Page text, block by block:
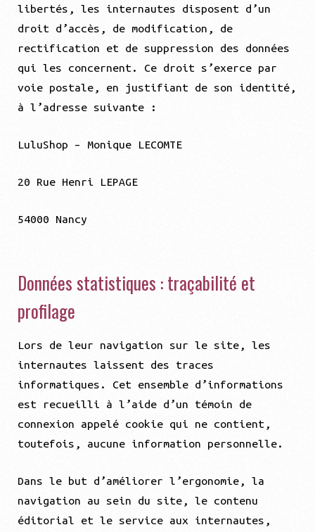
libertés, les internautes disposent d’un
droit d’accès, de modification, de
rectification et de suppression des données
qui les concernent. Ce droit s’exerce par
voie postale, en justifiant de son identité,
à l’adresse suivante :
LuluShop – Monique LECOMTE
20 Rue Henri LEPAGE
54000 Nancy
Données statistiques : traçabilité et
profilage
Lors de leur navigation sur le site, les
internautes laissent des traces
informatiques. Cet ensemble d’informations
est recueilli à l’aide d’un témoin de
connexion appelé cookie qui ne contient,
toutefois, aucune information personnelle.
Dans le but d’améliorer l’ergonomie, la
navigation au sein du site, le contenu
éditorial et le service aux internautes,